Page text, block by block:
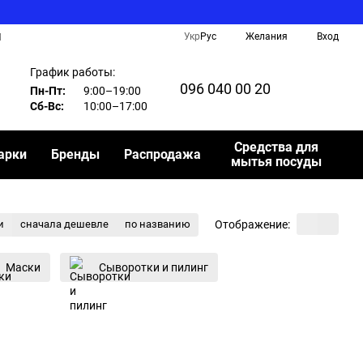
Укр Рус Желания Вход
График работы:
Пн-Пт:
9:00–19:00
Сб-Вс:
10:00–17:00
096 040 00 20
Бренды Распродажа
Средства для
мытья посуды
сначала дешевле по названию Отображение:
Маски Сыворотки и пилинг